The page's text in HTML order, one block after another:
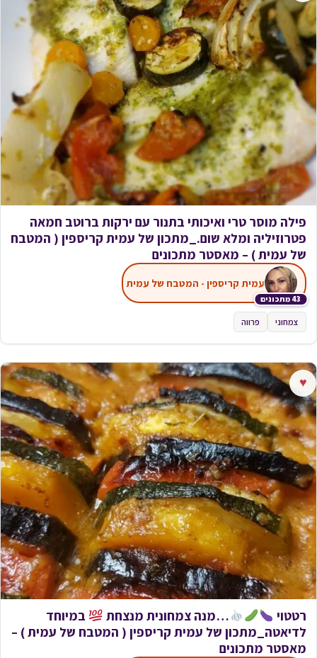
פילה מוסר טרי ואיכותי בתנור עם ירקות ברוטב חמאה
פטרוזיליה ומלא שום._מתכון של עמית קריספין ( המטבח
של עמית ) – מאסטר מתכונים
43 מתכונים
עמית קריספין - המטבח של עמית
צמחוני פרווה
♥
רטטוי …מנה צמחונית מנצחת
במיוחד
לדיאטה_מתכון של עמית קריספין ( המטבח של עמית ) –
מאסטר מתכונים